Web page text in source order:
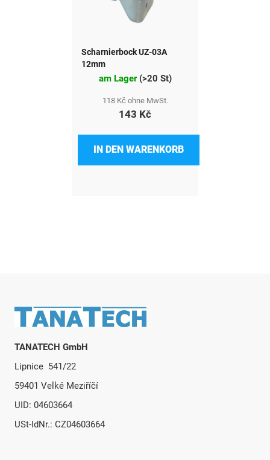
Scharnierbock UZ-03A
12mm
am Lager (>20 St)
118 Kč ohne MwSt.
143 Kč
IN DEN WARENKORB
Fußzeile
TANATECH GmbH
Lipnice 541/22
59401 Velké Meziříčí
UID: 04603664
USt-IdNr.: CZ04603664